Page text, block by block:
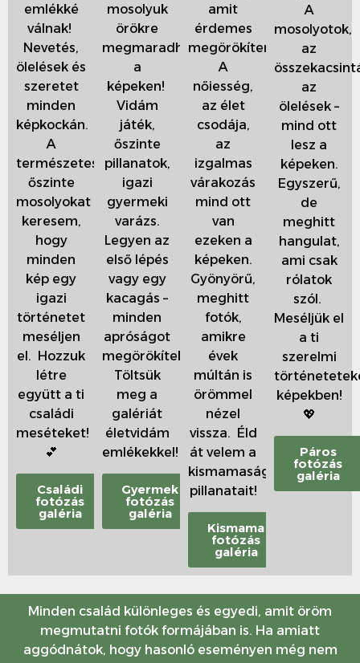
emlékké
válnak!
Nevetés,
ölelések és
szeretet
minden
képkockán.
A
természetes,
őszinte
mosolyokat
keresem,
hogy
minden
kép egy
igazi
történetet
meséljen
el. Hozzuk
létre
együtt a ti
családi
meséteket!
💕
Családi
fotózás
galéria
mosolyuk
örökre
megmaradhat
a
képeken!
Vidám
játék,
őszinte
pillanatok,
igazi
gyermeki
varázs.
Legyen az
első lépés
vagy egy
kacagás –
minden
apróságot
megörökítek.
Töltsük
meg a
galériát
életvidám
emlékekkel!
Gyermek
fotózás
galéria
amit
érdemes
megörökíteni.
A
nőiesség,
az élet
csodája,
az
izgalmas
várakozás
mind ott
van
ezeken a
képeken.
Gyönyörű,
meghitt
fotók,
amikre
évek
múltán is
örömmel
nézel
vissza. Éld
át velem a
kismamaság
pillanatait!
Kismama
fotózás
galéria
A
mosolyotok,
az
az
ölelések –
mind ott
lesz a
képeken.
Egyszerű,
de
meghitt
hangulat,
ami csak
rólatok
szól.
Meséljük el
a ti
szerelmi
képekben!
💖
Páros
fotózás
galéria
Minden család különleges és egyedi, amit öröm
megmutatni fotók formájában is. Ha amiatt
aggódnátok, hogy hasonló eseményen még nem